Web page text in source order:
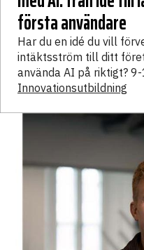
första användare
Har du en idé du vill
intäktsström till ditt
använda AI på riktigt?
Innovationsutbildning